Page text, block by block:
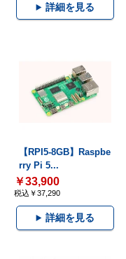
詳細を見る
【RPI5-8GB】Raspbe
rry Pi 5...
￥33,900
税込￥37,290
詳細を見る